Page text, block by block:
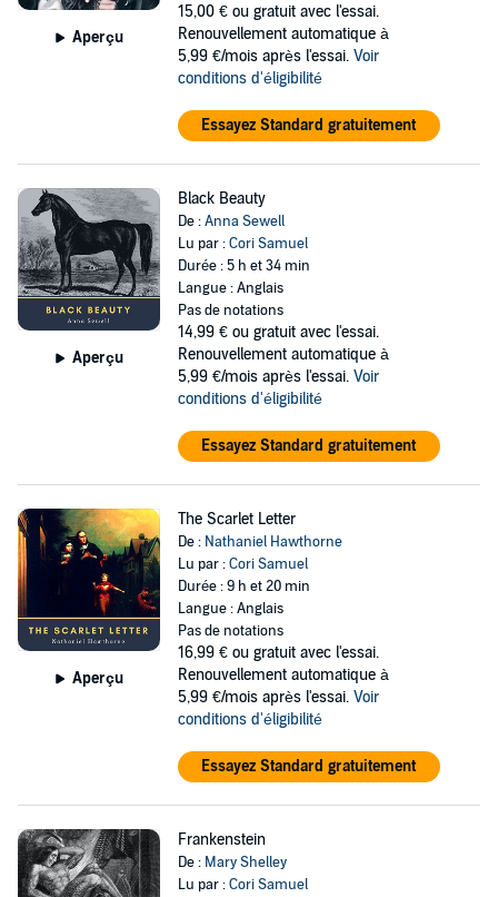
Aperçu
15,00 € ou gratuit avec l'essai.
Renouvellement automatique à
5,99 €/mois après l'essai. Voir
conditions d'éligibilité
Essayez Standard gratuitement
Aperçu
Black Beauty
De :Anna Sewell
Lu par :Cori Samuel
Durée : 5 h et 34 min
Langue : Anglais
Pas de notations
14,99 € ou gratuit avec l'essai.
Renouvellement automatique à
5,99 €/mois après l'essai. Voir
conditions d'éligibilité
Essayez Standard gratuitement
Aperçu
The Scarlet Letter
De : Nathaniel Hawthorne
Lu par :Cori Samuel
Durée : 9 h et 20 min
Langue : Anglais
Pas de notations
16,99 € ou gratuit avec l'essai.
Renouvellement automatique à
5,99 €/mois après l'essai. Voir
conditions d'éligibilité
Essayez Standard gratuitement
Frankenstein
De : Mary Shelley
Lu par :Cori Samuel